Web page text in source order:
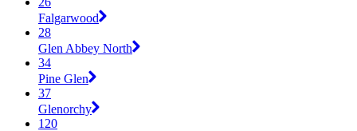
Falgarwood
28
Glen Abbey North
34
Pine Glen
37
Glenorchy
120